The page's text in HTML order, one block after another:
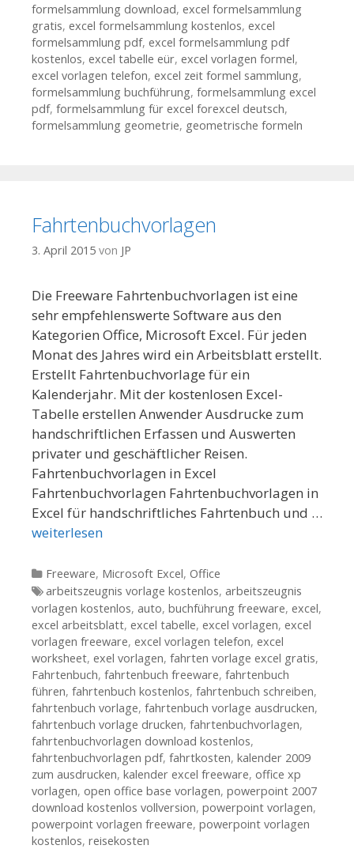
formelsammlung download, excel formelsammlung
gratis, excel formelsammlung kostenlos, excel
formelsammlung pdf, excel formelsammlung pdf
kostenlos, excel tabelle eür, excel vorlagen formel,
excel vorlagen telefon, excel zeit formel sammlung,
formelsammlung buchführung, formelsammlung excel
pdf, formelsammlung für excel forexcel deutsch,
formelsammlung geometrie, geometrische formeln
Fahrtenbuchvorlagen
3. April 2015 von JP
Die Freeware Fahrtenbuchvorlagen ist eine
sehr empfehlenswerte Software aus den
Kategorien Office, Microsoft Excel. Für jeden
Monat des Jahres wird ein Arbeitsblatt erstellt.
Erstellt Fahrtenbuchvorlage für ein
Kalenderjahr. Mit der kostenlosen Excel-
Tabelle erstellen Anwender Ausdrucke zum
handschriftlichen Erfassen und Auswerten
privater und geschäftlicher Reisen.
Fahrtenbuchvorlagen in Excel
Fahrtenbuchvorlagen Fahrtenbuchvorlagen in
Excel für handschriftliches Fahrtenbuch und …
weiterlesen
Kategorien
Freeware, Microsoft Excel, Office
Tags
arbeitszeugnis vorlage kostenlos, arbeitszeugnis
vorlagen kostenlos, auto, buchführung freeware, excel,
excel arbeitsblatt, excel tabelle, excel vorlagen, excel
vorlagen freeware, excel vorlagen telefon, excel
worksheet, exel vorlagen, fahrten vorlage excel gratis,
Fahrtenbuch, fahrtenbuch freeware, fahrtenbuch
führen, fahrtenbuch kostenlos, fahrtenbuch schreiben,
fahrtenbuch vorlage, fahrtenbuch vorlage ausdrucken,
fahrtenbuch vorlage drucken, fahrtenbuchvorlagen,
fahrtenbuchvorlagen download kostenlos,
fahrtenbuchvorlagen pdf, fahrtkosten, kalender 2009
zum ausdrucken, kalender excel freeware, office xp
vorlagen, open office base vorlagen, powerpoint 2007
download kostenlos vollversion, powerpoint vorlagen,
powerpoint vorlagen freeware, powerpoint vorlagen
kostenlos, reisekosten